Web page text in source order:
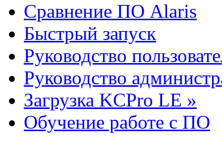
Сравнение ПО Alaris
Быстрый запуск
Руководство
Руководство
Загрузка KCPro LE »
Обучение работе с ПО